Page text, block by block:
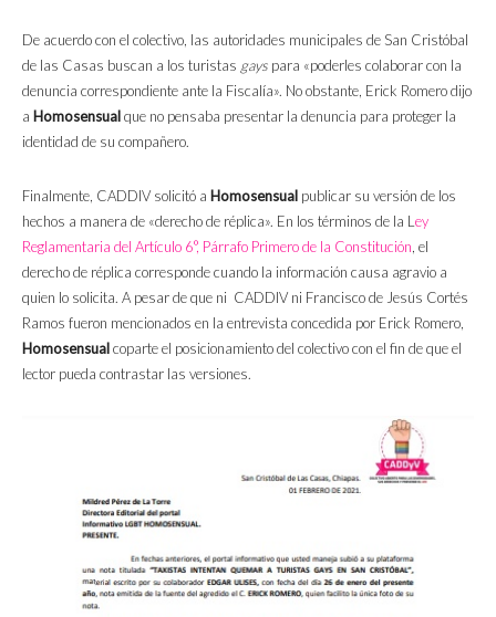
De acuerdo con el colectivo, las autoridades municipales de San Cristóbal
de las Casas buscan a los turistas gays para «poderles colaborar con la
denuncia correspondiente ante la Fiscalía». No obstante, Erick Romero dijo
a Homosensualque no pensaba presentar la denuncia para proteger la
identidad de su compañero.
Finalmente, CADDIV solicitó a Homosensual publicar su versión de los
hechos a manera de «derecho de réplica». En los términos de la Ley
Reglamentaria del Artículo 6°, Párrafo Primero de la Constitución, el
derecho de réplica corresponde cuando la información causa agravio a
quien lo solicita. A pesar de que ni CADDIV ni Francisco de Jesús Cortés
Ramos fueron mencionados en la entrevista concedida por Erick Romero,
Homosensualcoparte el posicionamiento del colectivo con el fin de que el
lector pueda contrastar las versiones.